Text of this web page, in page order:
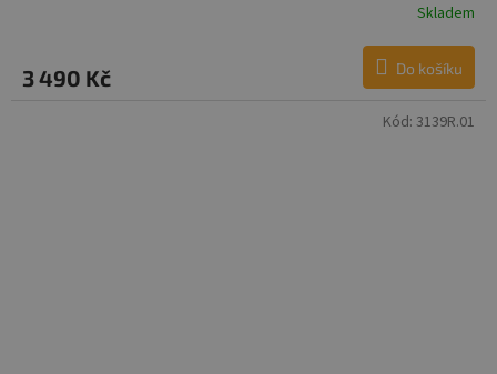
Skladem
3 490 Kč Do košíku
Kód: 3139R.01